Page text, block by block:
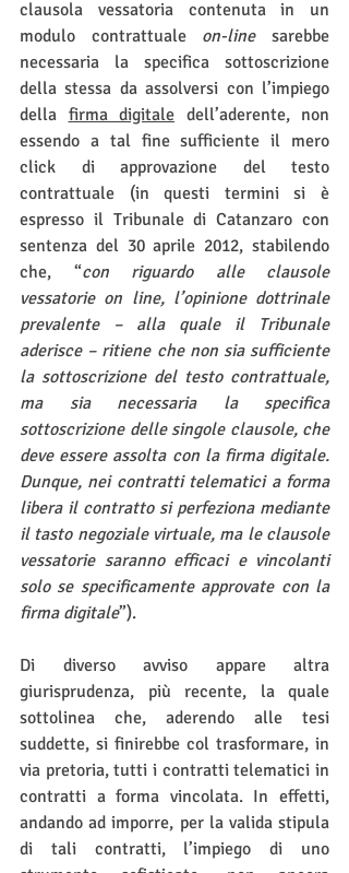
clausola vessatoria contenuta in un
modulo contrattuale on-line sarebbe
necessaria la specifica sottoscrizione
della stessa da assolversi con l’impiego
della firma digitale dell’aderente, non
essendo a tal fine sufficiente il mero
click di approvazione del testo
contrattuale (in questi termini si è
espresso il Tribunale di Catanzaro con
sentenza del 30 aprile 2012, stabilendo
che, “con riguardo alle clausole
vessatorie on line, l’opinione dottrinale
prevalente – alla quale il Tribunale
aderisce – ritiene che non sia sufficiente
la sottoscrizione del testo contrattuale,
ma sia necessaria la specifica
sottoscrizione delle singole clausole, che
deve essere assolta con la firma digitale.
Dunque, nei contratti telematici a forma
libera il contratto si perfeziona mediante
il tasto negoziale virtuale, ma le clausole
vessatorie saranno efficaci e vincolanti
solo se specificamente approvate con la
firma digitale”).
Di diverso avviso appare altra
giurisprudenza, più recente, la quale
sottolinea che, aderendo alle tesi
suddette, si finirebbe col trasformare, in
via pretoria, tutti i contratti telematici in
contratti a forma vincolata. In effetti,
andando ad imporre, per la valida stipula
di tali contratti, l’impiego di uno